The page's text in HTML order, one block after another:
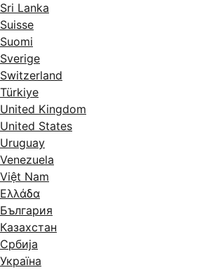
Sri Lanka
Suisse
Suomi
Sverige
Switzerland
Türkiye
United Kingdom
United States
Uruguay
Venezuela
Việt Nam
Ελλάδα
България
Казахстан
Србија
Україна